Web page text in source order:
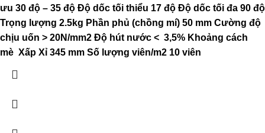
ưu 30 độ – 35 độ Độ dốc tối thiểu 17 độ Độ dốc tối đa 90 độ
Trọng lượng 2.5kg Phần phủ (chồng mí) 50 mm Cường độ
chịu uốn > 20N/mm2 Độ hút nước < 3,5% Khoảng cách
mè Xấp Xỉ 345 mm Số lượng viên/m2 10 viên